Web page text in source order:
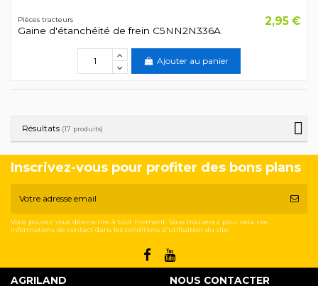
Pièces tracteurs
Gaine d'étanchéité de frein C5NN2N336A
2,95 €
Ajouter au panier
Résultats (17 produits)
Inscrivez-vous pour profiter des bons plans
Vous pouvez vous désinscrire à tout moment. Vous trouverez pour cela nos
informations de contact dans les conditions d'utilisation du site.
AGRILAND NOUS CONTACTER